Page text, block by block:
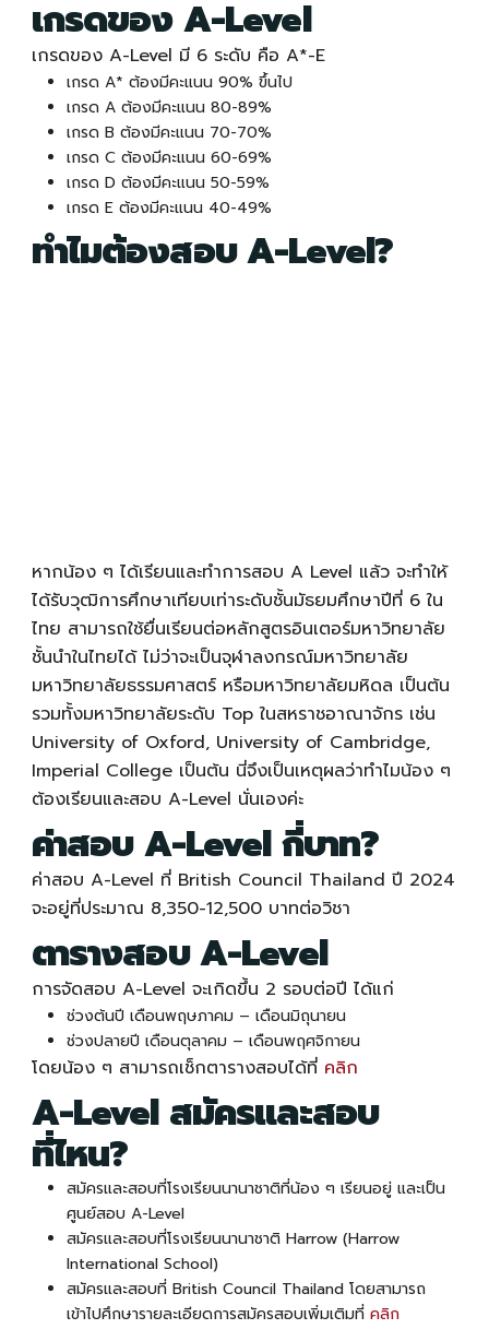
เกรดของA-Level
เกรดของ A-Level มี 6 ระดับ คือ A*-E
เกรด A* ต้องมีคะแนน 90% ขึ้นไป
เกรด A ต้องมีคะแนน 80-89%
เกรด B ต้องมีคะแนน 70-70%
เกรด C ต้องมีคะแนน 60-69%
เกรด D ต้องมีคะแนน 50-59%
เกรด E ต้องมีคะแนน 40-49%
ทำไมต้องสอบA-Level?
หากน้อง ๆ ได้เรียนและทำการสอบ A Level แล้ว จะทำให้
ได้รับวุฒิการศึกษาเทียบเท่าระดับชั้นมัธยมศึกษาปีที่ 6 ใน
ไทย สามารถใช้ยื่นเรียนต่อหลักสูตรอินเตอร์มหาวิทยาลัย
ชั้นนำในไทยได้ ไม่ว่าจะเป็นจุฬาลงกรณ์มหาวิทยาลัย
มหาวิทยาลัยธรรมศาสตร์ หรือมหาวิทยาลัยมหิดล เป็นต้น
รวมทั้งมหาวิทยาลัยระดับ Top ในสหราชอาณาจักร เช่น
University of Oxford, University of Cambridge,
Imperial College เป็นต้น นี่จึงเป็นเหตุผลว่าทำไมน้อง ๆ
ต้องเรียนและสอบ A-Level นั่นเองค่ะ
ค่าสอบA-Levelกี่บาท?
ค่าสอบ A-Level ที่ British Council Thailand ปี 2024
จะอยู่ที่ประมาณ 8,350-12,500 บาทต่อวิชา
ตารางสอบA-Level
การจัดสอบ A-Level จะเกิดขึ้น 2 รอบต่อปี ได้แก่
ช่วงต้นปี เดือนพฤษภาคม – เดือนมิถุนายน
ช่วงปลายปี เดือนตุลาคม – เดือนพฤศจิกายน
โดยน้อง ๆ สามารถเช็กตารางสอบได้ที่ คลิก
A-Level สมัครและสอบ
ที่ไหน?
สมัครและสอบที่โรงเรียนนานาชาติที่น้อง ๆ เรียนอยู่และเป็น
ศูนย์สอบ A-Level
สมัครและสอบที่โรงเรียนนานาชาติ Harrow (Harrow
International School)
สมัครและสอบที่ British Council Thailand โดยสามารถ
เข้าไปศึกษารายละเอียดการสมัครสอบเพิ่มเติมที่ คลิก